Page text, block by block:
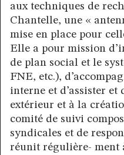
aux techniques de
Chantelle, une «
mise en place pour
Elle a pour mission
de plan social et le
FNE, etc.),
interne et d’assister et
extérieur et à la
comité de suivi
syndicales et de
réunit régulière- ment